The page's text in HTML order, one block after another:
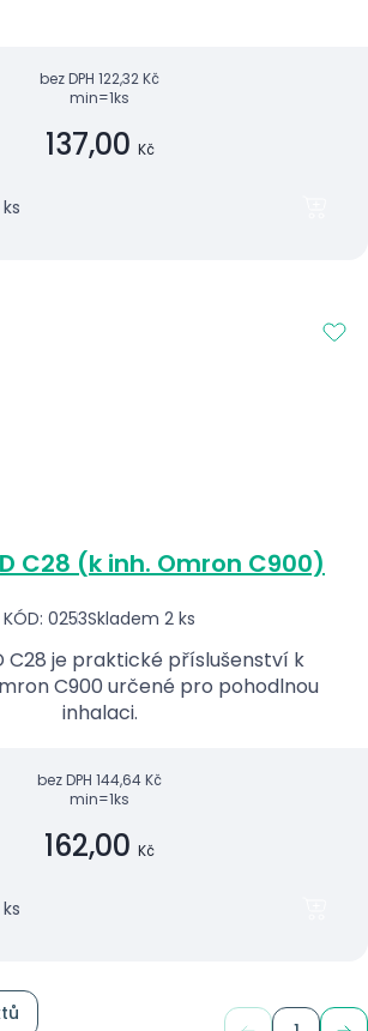
bez DPH 122,32 Kč
min=1ks
137,00 Kč
ks
C28 (k inh. Omron C900)
KÓD: 0253Skladem 2 ks
C28 je praktické příslušenství k
C900 určené pro pohodlnou
inhalaci.
bez DPH 144,64 Kč
min=1ks
162,00 Kč
ks